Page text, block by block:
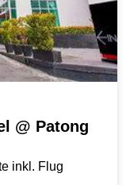
@ Patong
inkl. Flug